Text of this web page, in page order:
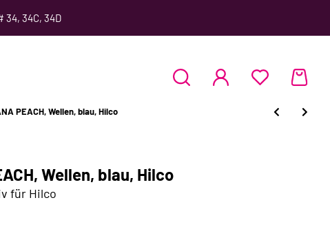
34, 34C, 34D
PEACH, Wellen, blau, Hilco
Wellen, blau, Hilco
für Hilco